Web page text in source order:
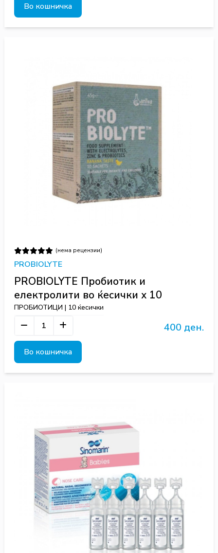
Во кошничка
(нема рецензии)
PROBIOLYTE
PROBIOLYTE Пробиотик и
електролити во ќесички х 10
ПРОБИОТИЦИ | 10 ќесички
400 ден.
Во кошничка